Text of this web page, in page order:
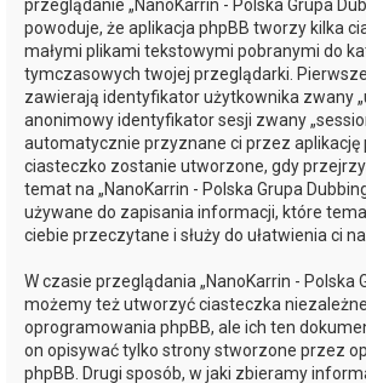
przeglądanie „NanoKarrin - Polska Grupa
powoduje, że aplikacja phpBB tworzy kilka
małymi plikami tekstowymi pobranymi do
tymczasowych twojej przeglądarki.
zawierają identyfikator użytkownika zwany
anonimowy identyfikator sesji zwany
automatycznie przyznane ci przez aplikację
ciasteczko zostanie utworzone, gdy
temat na „NanoKarrin - Polska Grupa
używane do zapisania informacji, które
ciebie przeczytane i służy do ułatwienia ci
W czasie przeglądania „NanoKarrin - Polska
możemy też utworzyć ciasteczka
oprogramowania phpBB, ale ich ten
on opisywać tylko strony stworzone przez
phpBB. Drugi sposób, w jaki zbieramy